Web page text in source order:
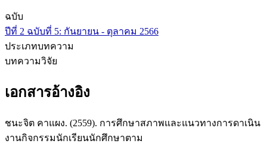
ฉบับ
ปีที่ 2 ฉบับที่ 5: กันยายน - ตุลาคม 2566
ประเภทบทความ
บทความวิจัย
เอกสารอ้างอิง
ชนะจิต คาแผง. (2559). การศึกษาสภาพและแนวทางการดาเนิน
งานกิจกรรมนักเรียนนักศึกษาตาม